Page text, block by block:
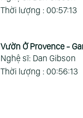
Thời lượng : 00:57:13
Vườn Ở Provence -
Nghệ sĩ: Dan Gibson
Thời lượng : 00:56:13